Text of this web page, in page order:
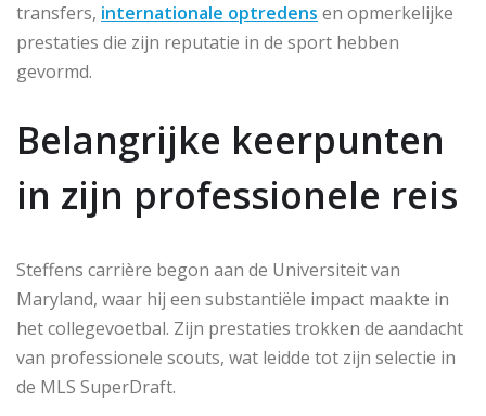
transfers, internationale optredens en opmerkelijke
prestaties die zijn reputatie in de sport hebben
gevormd.
Belangrijke keerpunten
in zijn professionele reis
Steffens carrière begon aan de Universiteit van
Maryland, waar hij een substantiële impact maakte in
het collegevoetbal. Zijn prestaties trokken de aandacht
van professionele scouts, wat leidde tot zijn selectie in
de MLS SuperDraft.